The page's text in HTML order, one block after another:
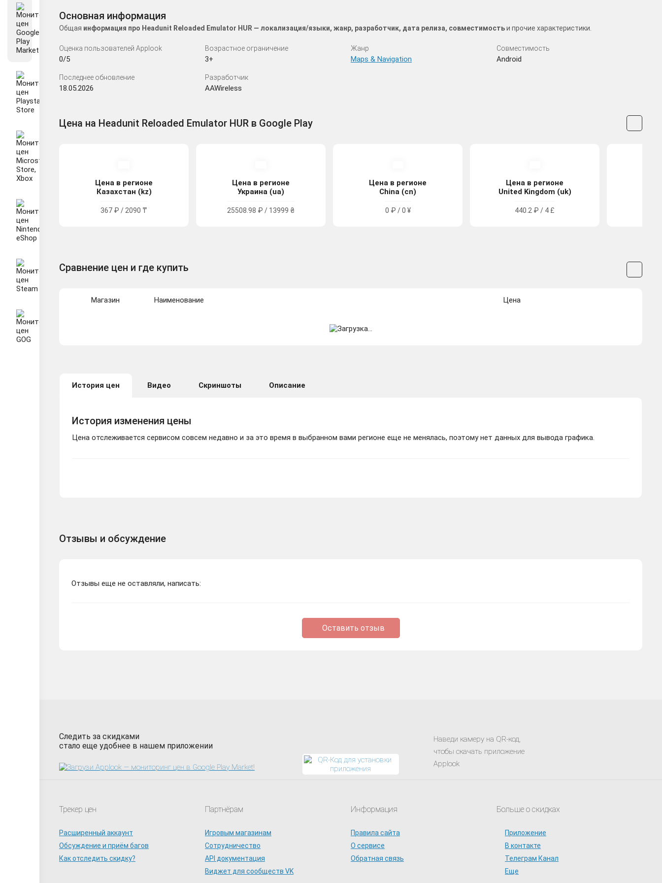
Основная информация
Общая информация про Headunit Reloaded Emulator HUR — локализация/языки, жанр, разработчик, дата релиза, совместимостьи прочие характеристики.
Оценка пользователей Applook
0/5
Возрастное ограничение
3+
Жанр
Maps & Navigation
Совместимость
Android
Последнее обновление
18.05.2026
Разработчик
AAWireless
Цена на Headunit Reloaded Emulator HUR в Google Play
Цена в регионе
Казахстан (kz)
367 ₽ / 2090 ₸
Цена в регионе
Украина (ua)
25508.98 ₽ / 13999 ₴
Цена в регионе
China (cn)
0 ₽ / 0 ¥
Цена в регионе
United Kingdom (uk)
440.2 ₽ / 4 £
Сравнение цен и где купить
Магазин Наименование Цена
История цен Видео Скриншоты Описание
История изменения цены
Цена отслеживается сервисом совсем недавно и за это время в выбранном вами регионе еще не менялась, поэтому нет данных для вывода графика.
Отзывы и обсуждение
Отзывы еще не оставляли, написать:
Оставить отзыв
Следить за скидками
стало еще удобнее в нашем приложении
Наведи камеру на QR-код,
чтобы скачать приложение
Applook
Трекер цен
Расширенный аккаунт
Обсуждение и приём багов
Как отследить скидку?
Партнёрам
Игровым магазинам
Сотрудничество
API документация
Виджет для сообществ VK
Информация
Правила сайта
О сервисе
Обратная связь
Больше о скидках
Приложение
В контакте
Телеграм Канал
Еще